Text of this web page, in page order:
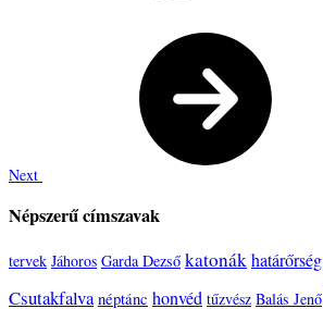
Next
Népszerű címszavak
tervek Jáhoros Garda Dezső katonák határőrség
Csutakfalva néptánc honvéd tűzvész Balás Jenő